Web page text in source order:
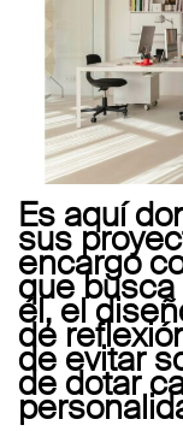
Es aquí
sus
encargo
que
él, el
de
de evitar
de dotar